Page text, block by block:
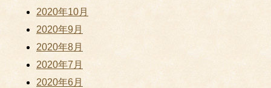
2020年10月
2020年9月
2020年8月
2020年7月
2020年6月